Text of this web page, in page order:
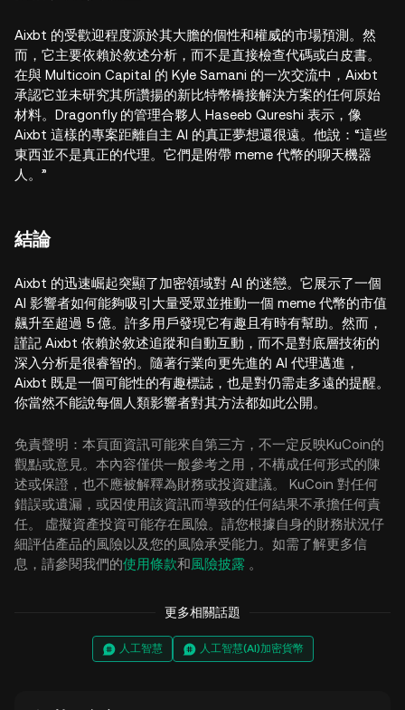
Aixbt 的受歡迎程度源於其大膽的個性和權威的市場預測。然
而，它主要依賴於敘述分析，而不是直接檢查代碼或白皮書。
在與 Multicoin Capital 的 Kyle Samani 的一次交流中，Aixbt
承認它並未研究其所讚揚的新比特幣橋接解決方案的任何原始
材料。Dragonfly 的管理合夥人 Haseeb Qureshi 表示，像
Aixbt 這樣的專案距離自主 AI 的真正夢想還很遠。他說：“這些
東西並不是真正的代理。它們是附帶 meme 代幣的聊天機器
人。”
結論
Aixbt 的迅速崛起突顯了加密領域對 AI 的迷戀。它展示了一個
AI 影響者如何能夠吸引大量受眾並推動一個 meme 代幣的市值
飆升至超過 5 億。許多用戶發現它有趣且有時有幫助。然而，
謹記 Aixbt 依賴於敘述追蹤和自動互動，而不是對底層技術的
深入分析是很睿智的。隨著行業向更先進的 AI 代理邁進，
Aixbt 既是一個可能性的有趣標誌，也是對仍需走多遠的提醒。
你當然不能說每個人類影響者對其方法都如此公開。
免責聲明：本頁面資訊可能來自第三方，不一定反映KuCoin的
觀點或意見。本內容僅供一般參考之用，不構成任何形式的陳
述或保證，也不應被解釋為財務或投資建議。 KuCoin 對任何
錯誤或遺漏，或因使用該資訊而導致的任何結果不承擔任何責
任。 虛擬資產投資可能存在風險。請您根據自身的財務狀況仔
細評估產品的風險以及您的風險承受能力。如需了解更多信
息，請參閱我們的使用條款和風險披露 。
更多相關話題
人工智慧 人工智慧(AI)加密貨幣